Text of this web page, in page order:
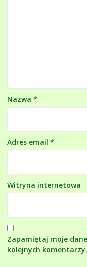
Nazwa *
Adres email *
Witryna internetowa
Zapamiętaj moje
kolejnych komentarzy.